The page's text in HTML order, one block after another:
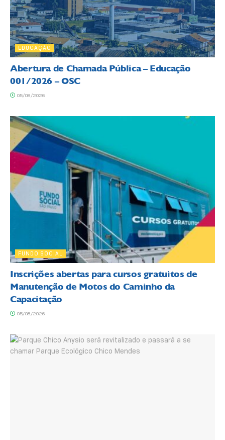
EDUCAÇÃO
Abertura de Chamada Pública – Educação
001/2026 – OSC
05/08/2026
FUNDO SOCIAL
Inscrições abertas para cursos gratuitos de
Manutenção de Motos do Caminho da
Capacitação
05/08/2026